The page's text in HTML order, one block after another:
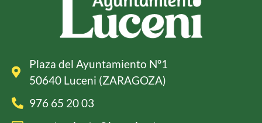
Plaza del Ayuntamiento Nº1
50640 Luceni (ZARAGOZA)
976 65 20 03